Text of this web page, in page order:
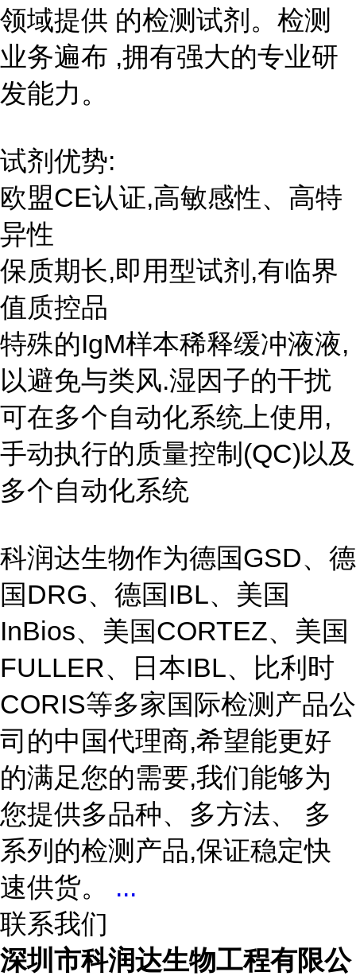
领域提供 的检测试剂。检测
业务遍布 ,拥有强大的专业研
发能力。
试剂优势:
欧盟CE认证,高敏感性、高特
异性
保质期长,即用型试剂,有临界
值质控品
特殊的IgM样本稀释缓冲液液,
以避免与类风.湿因子的干扰
可在多个自动化系统上使用,
手动执行的质量控制(QC)以及
多个自动化系统
科润达生物作为德国GSD、德
国DRG、德国IBL、美国
InBios、美国CORTEZ、美国
FULLER、日本IBL、比利时
CORIS等多家国际检测产品公
司的中国代理商,希望能更好
的满足您的需要,我们能够为
您提供多品种、多方法、 多
系列的检测产品,保证稳定快
速供货。 ...
联系我们
深圳市科润达生物工程有限公